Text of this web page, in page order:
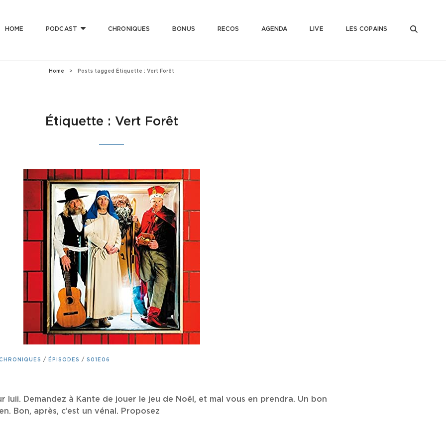
HOME PODCAST CHRONIQUES BONUS RECOS AGENDA LIVE LES COPAINS
Home > Posts tagged Étiquette : Vert Forêt
Étiquette : Vert Forêt
CHRONIQUES / ÉPISODES / S01E06
luii. Demandez à Kante de jouer le jeu de Noël, et mal vous en prendra. Un bon
Bon, après, c’est un vénal. Proposez